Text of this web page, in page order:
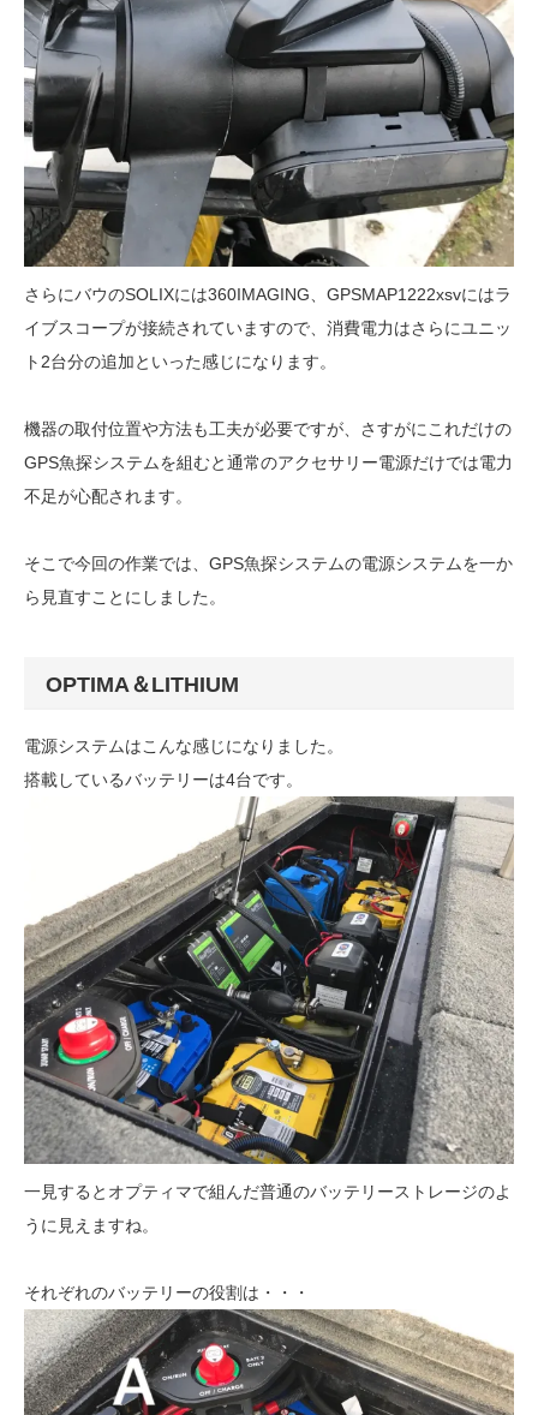
さらにバウのSOLIXには360IMAGING、GPSMAP1222xsvにはラ
イブスコープが接続されていますので、消費電力はさらにユニッ
ト 2台分の追加といった感じになります。
機器の取付位置や方法も工夫が必要ですが、さすがにこれだけの
GPS魚探システムを組むと通常のアクセサリー電源だけでは電力
不足が心配されます。
そこで今回の作業では、GPS魚探システムの電源システムを一か
ら見直すことにしました。
OPTIMA＆LITHIUM
電源システムはこんな感じになりました。
搭載しているバッテリーは4台です。
一見するとオプティマで組んだ普通のバッテリーストレージのよ
うに見えますね。
それぞれのバッテリーの役割は・・・